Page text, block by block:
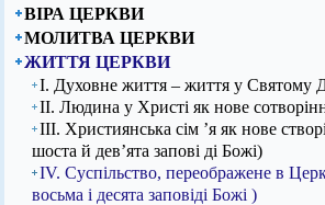
ВІРА ЦЕРКВИ
МОЛИТВА ЦЕРКВИ
ЖИТТЯ ЦЕРКВИ
І. Духовне життя – життя у Святому
ІІ. Людина у Христі як нове
ІІІ. Християнська сім ’я як нове
шоста й дев’ята запові ді Божі)
IV. Суспільство, переображене в
восьма і десята заповіді Божі )